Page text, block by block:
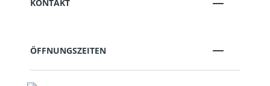
KONTAKT
ÖFFNUNGSZEITEN